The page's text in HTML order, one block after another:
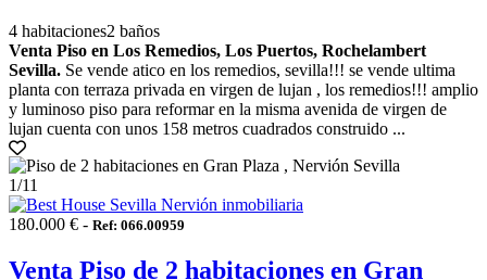
4 habitaciones2 baños
Venta Piso en Los Remedios, Los Puertos, Rochelambert
Sevilla. Se vende atico en los remedios, sevilla!!! se vende ultima
planta con terraza privada en virgen de lujan , los remedios!!! amplio
y luminoso piso para reformar en la misma avenida de virgen de
lujan cuenta con unos 158 metros cuadrados construido ...
1/11
180.000 € - Ref: 066.00959
Venta Piso de 2 habitaciones en Gran